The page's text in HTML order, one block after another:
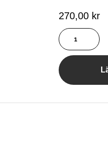
270,00 kr
Bromsarm
90mm
Höger
mängd